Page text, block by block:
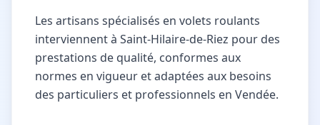
Les artisans spécialisés en volets roulants
interviennent à Saint-Hilaire-de-Riez pour des
prestations de qualité, conformes aux
normes en vigueur et adaptées aux besoins
des particuliers et professionnels en Vendée.